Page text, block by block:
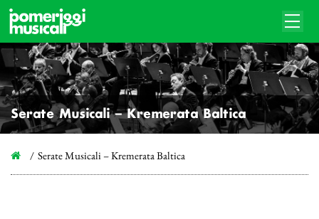
Serate Musicali – Kremerata Baltica
Serate Musicali – Kremerata Baltica